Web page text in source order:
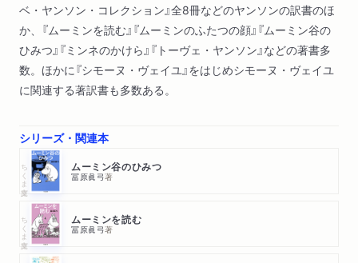
ベ・ヤンソン・コレクション』全8冊などのヤンソンの訳書のほ
か、『ムーミンを読む』『ムーミンのふたつの顔』『ムーミン谷の
ひみつ』『ミンネのかけら』『トーヴェ・ヤンソン』などの著書多
数。ほかに『シモーヌ・ヴェイユ』をはじめシモーヌ・ヴェイユ
に関連する著訳書も多数ある。
シリーズ・関連本
ちくま文庫 ムーミン谷のひみつ
冨原眞弓著
ちくま文庫 ムーミンを読む
冨原眞弓著